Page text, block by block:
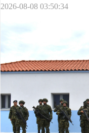
2026-08-08 03:50:34